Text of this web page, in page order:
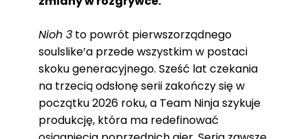
Nioh 3 to powrót pierwszorządnego
soulslike’a przede wszystkim w postaci
skoku generacyjnego. Sześć lat czekania
na trzecią odsłonę serii zakończy się w
początku 2026 roku, a Team Ninja szykuje
produkcję, która ma redefinować